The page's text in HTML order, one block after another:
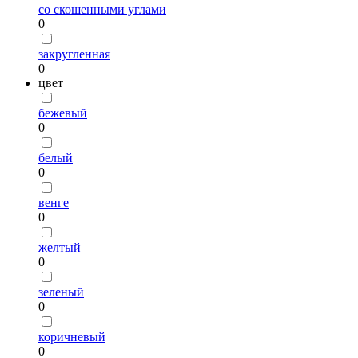
со скошенными углами
0
закругленная
0
цвет
бежевый
0
белый
0
венге
0
желтый
0
зеленый
0
коричневый
0